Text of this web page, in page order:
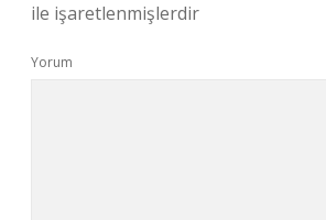
ile işaretlenmişlerdir
Yorum